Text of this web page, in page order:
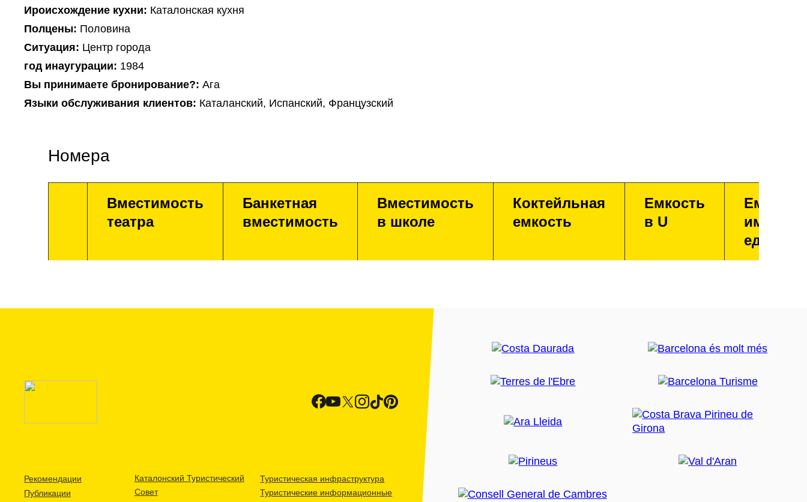
Ироисхождение кухни: Каталонская кухня
Полцены: Половина
Ситуация: Центр города
год инаугурации: 1984
Вы принимаете бронирование?: Ага
Языки обслуживания клиентов: Каталанский, Испанский, Французский
Номера
Вместимость
театра
Банкетная
вместимость
Вместимость
в школе
Коктейльная
емкость
Емкость
в U
Рекомендации
Публикации
Каталонский Туристический
Совет
Туристическая инфраструктура
Туристические информационные